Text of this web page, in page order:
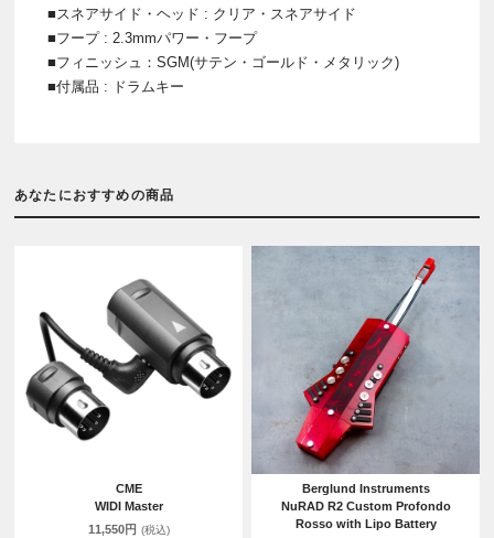
■スネアサイド・ヘッド : クリア・スネアサイド
■フープ : 2.3mmパワー・フープ
■フィニッシュ：SGM(サテン・ゴールド・メタリック)
■付属品 : ドラムキー
あなたにおすすめの商品
CME
WIDI Master
11,550円 (税込)
Berglund Instruments
NuRAD R2 Custom Profondo
Rosso with Lipo Battery